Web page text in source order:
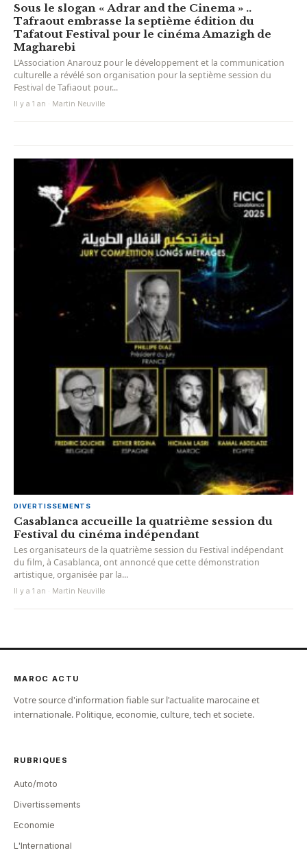
Sous le slogan « Adrar and the Cinema » ..
Tafraout embrasse la septième édition du
Tafatout Festival pour le cinéma Amazigh de
Magharebi
L’Association Anarouz pour le développement et la communication
culturelle a révélé son organisation pour la septième session du
Festival de Tafiaout pour...
Il y a 1 an · Martin Neuville
DIVERTISSEMENTS
Casablanca accueille la quatrième session du
Festival du cinéma indépendant
Les organisateurs de la quatrième session du Festival indépendant
du film, à Casablanca, ont annoncé que cette démonstration
artistique, organisée par la...
Il y a 1 an · Martin Neuville
MAROC ACTU
Votre source d'information fiable sur l'actualite marocaine et
internationale. Politique, economie, culture, tech et societe.
RUBRIQUES
Auto/moto
Divertissements
Economie
L'International